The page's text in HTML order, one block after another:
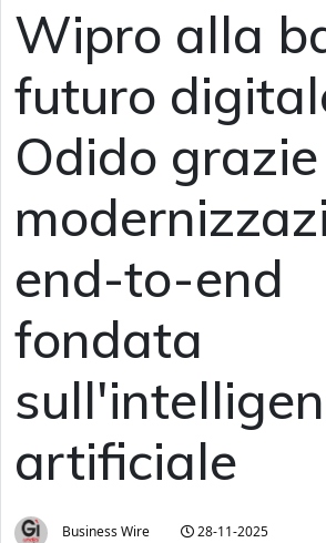
Wipro alla
futuro
Odido
end-to-end
fondata
artificiale
Business Wire 28-11-2025